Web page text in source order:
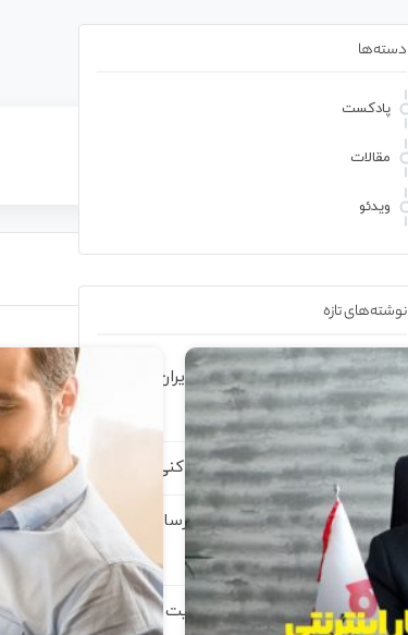
دسته‌ها
پادکست
مقالات
ویدئو
نوشته‌های تازه
فرزانه فصیحی سریعترین دختر ایران از
موفقیت می‌گوید
آماده ای کسب کار خودتو شروع کنی؟
۹ ویژگی پنهان در کتابخانه چند رسانه ای
وردپرس
چگونه می توان رتبه الکسای سایت را بهبود